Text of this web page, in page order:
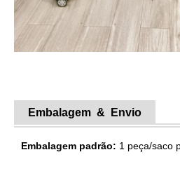
Embalagem & Envio
Embalagem padrão: 1 peça/saco